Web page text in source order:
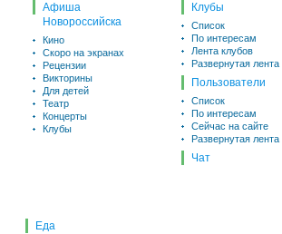
Афиша
Новороссийска
Кино
Скоро на экранах
Рецензии
Викторины
Для детей
Театр
Концерты
Клубы
Клубы
Список
По интересам
Лента клубов
Развернутая лента
Пользователи
Список
По интересам
Сейчас на сайте
Развернутая лента
Чат
Еда